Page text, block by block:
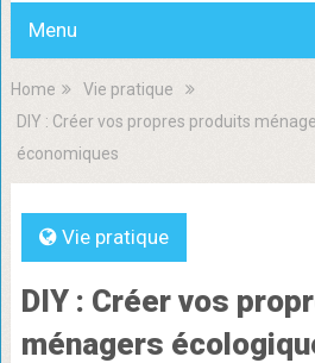
Menu
Home
Vie pratique
DIY : Créer vos propres produits
économiques
Vie pratique
DIY : Créer vos
ménagers